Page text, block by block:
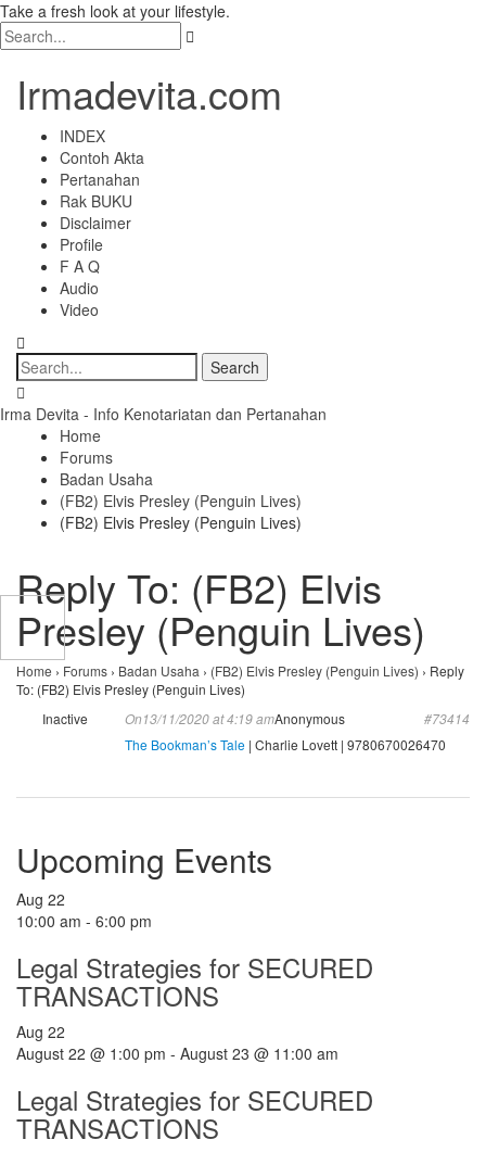
Take a fresh look at your lifestyle.
Irmadevita.com
INDEX
Contoh Akta
Pertanahan
Rak BUKU
Disclaimer
Profile
F A Q
Audio
Video
Irma Devita - Info Kenotariatan dan Pertanahan
Home
Forums
Badan Usaha
(FB2) Elvis Presley (Penguin Lives)
(FB2) Elvis Presley (Penguin Lives)
Reply To: (FB2) Elvis
Presley (Penguin Lives)
Home › Forums › Badan Usaha › (FB2) Elvis Presley (Penguin Lives) › Reply
To: (FB2) Elvis Presley (Penguin Lives)
Inactive
Anonymous
On13/11/2020 at 4:19 am
#73414
The Bookman’s Tale | Charlie Lovett | 9780670026470
Upcoming Events
Aug 22
10:00 am - 6:00 pm
Legal Strategies for SECURED
TRANSACTIONS
Aug 22
August 22 @ 1:00 pm - August 23 @ 11:00 am
Legal Strategies for SECURED
TRANSACTIONS